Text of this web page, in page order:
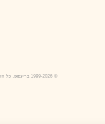
© 1999-2026 בריינפופ. כל הזכויות שמורות